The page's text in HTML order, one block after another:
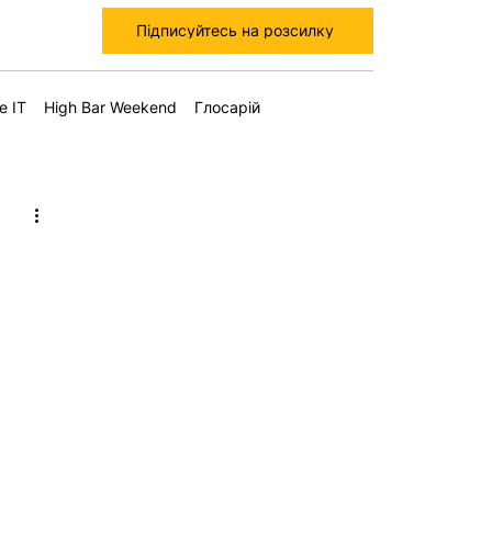
Підписуйтесь на розсилку
IT High Bar Weekend Глосарій